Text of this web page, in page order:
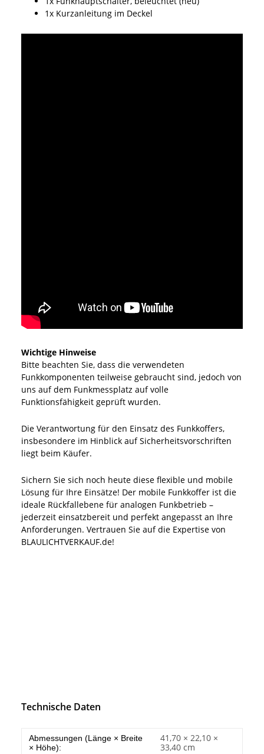
1x Kurzanleitung im Deckel
Wichtige Hinweise
Bitte beachten Sie, dass die verwendeten
Funkkomponenten teilweise gebraucht sind, jedoch von
uns auf dem Funkmessplatz auf volle
Funktionsfähigkeit geprüft wurden.
Die Verantwortung für den Einsatz des Funkkoffers,
insbesondere im Hinblick auf Sicherheitsvorschriften
liegt beim Käufer.
Sichern Sie sich noch heute diese flexible und mobile
Lösung für Ihre Einsätze! Der mobile Funkkoffer ist die
ideale Rückfallebene für analogen Funkbetrieb –
jederzeit einsatzbereit und perfekt angepasst an Ihre
Anforderungen. Vertrauen Sie auf die Expertise von
BLAULICHTVERKAUF.de!
Technische Daten
Abmessungen (Länge × Breite
× Höhe):
41,70 × 22,10 ×
33,40 cm